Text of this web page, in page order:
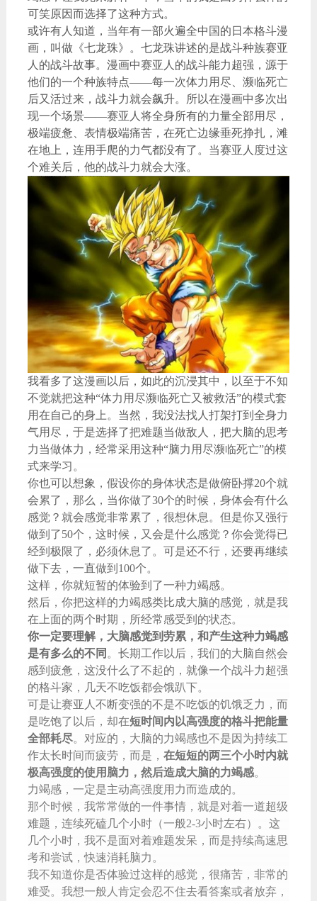
可笑原因而选择了这种方式。
或许有人知道，当年有一部火遍全中国的日本格斗漫
画，叫做《七龙珠》。七龙珠讲述的是战斗种族赛亚
人的战斗故事。漫画中赛亚人的战斗能力超强，源于
他们的一个种族特点——每一次体力用尽、濒临死亡
后又活过来，战斗力就会飙升。所以在漫画中多次出
现一个场景——赛亚人将全身所有的力量全部用尽，
极端疲惫、表情极端痛苦，在死亡边缘垂死挣扎，滩
在地上，连用手爬的力气都没有了。当赛亚人度过这
个难关后，他的战斗力就会大涨。
我看多了这漫画以后，如此的沉浸其中，以至于不知
不觉就把这种“体力用尽濒临死亡又被救活”的模式套
用在自己的身上。当然，我没法找人打架打到全身力
气用尽，于是选择了把难题当做敌人，把大脑的思考
力当做体力，经常采用这种“脑力用尽濒临死亡”的模
式来学习。
你也可以想象，假设你的身体状态是做俯卧撑20个就
会累了，那么，当你做了30个的时候，身体会有什么
感觉？就会感觉非常累了，很想休息。但是你又强行
做到了50个，这时候，又会是什么感觉？你会觉得已
经到极限了，必须休息了。可是还不行，还要再继续
做下去，一直做到100个。
这样，你就短暂的体验到了一种力竭感。
然后，你把这样的力竭感类比成大脑的感觉，就是我
在上面的两个时期，所经常感受到的状态。
你一定要理解，大脑感觉到劳累，和产生这种力竭感
是有多么的不同 。长期工作以后，我们的大脑自然会
感到疲惫，这没什么了不起的，就像一个战斗力超强
的格斗家，几天不吃饭都会饿趴下。
可是让赛亚人不断变强的不是不吃饭的饥饿乏力，而
是吃饱了以后，却在短时间内以高强度的格斗把能量
全部耗尽。对应的，大脑的力竭感也不是因为持续工
作太长时间而疲劳，而是， 在短短的两三个小时内就
极高强度的使用脑力，然后造成大脑的力竭感。
力竭感，一定是主动高强度用力而造成的。
那个时候，我常常做的一件事情，就是对着一道超级
难题，连续死磕几个小时（一般2-3小时左右）。这
几个小时，我不是面对着难题发呆，而是持续高速思
考和尝试，快速消耗脑力。
我不知道你是否体验过这样的感觉，很痛苦，非常的
难受。我想一般人肯定会忍不住去看答案或者放弃，